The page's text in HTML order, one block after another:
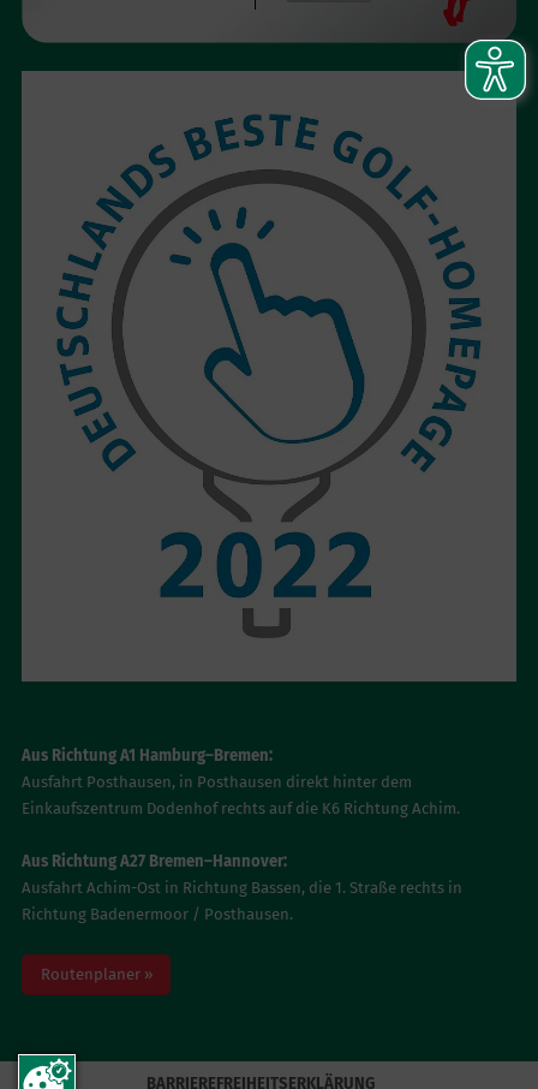
Aus Richtung A1 Hamburg–Bremen:
Ausfahrt Posthausen, in Posthausen direkt hinter dem
Einkaufszentrum Dodenhof rechts auf die K6 Richtung Achim.
Aus Richtung A27 Bremen–Hannover:
Ausfahrt Achim-Ost in Richtung Bassen, die 1. Straße rechts in
Richtung Badenermoor / Posthausen.
Routenplaner »
BARRIEREFREIHEITSERKLÄRUNG